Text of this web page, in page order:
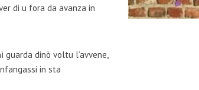
di u fora da avanza in
guarda dinò voltu l’avvene,
in sta